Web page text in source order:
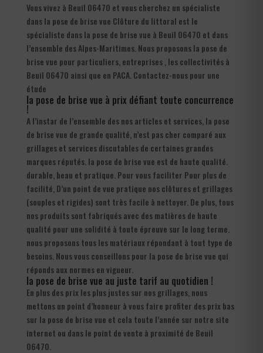
Vous vivez à Beuil 06470 et vous cherchez un spécialiste
dans la pose de brise vue Clôture du littoral est le
spécialiste dans la pose de brise vue à Beuil 06470 et dans
l’ensemble des Alpes-Maritimes. Nous proposons la pose de
brise vue pour particuliers, entreprises , les collectivités à
Beuil 06470 ainsi que en PACA. Contactez-nous pour une
étude
la pose de brise vue à prix défiant toute concurrence
!
A l’instar de l’ensemble des nos articles et services, la pose
de brise vue de grande qualité, n’est pas cher comparé aux
grillages et services discutables de certaines grandes
marques réputés. la pose de brise vue est de haute qualité.
durable, beau et pratique. Pour vous faciliter Pour plus de
facilité, D’un point de vue pratique nos clôtures et grillages
(souples et rigides) sont très facile à nettoyer. De plus, tous
nos produits sont fabriqués avec des matières de haute
qualité pour une solidité à toute épreuve sur le long terme.
nous proposons tous les matériaux répondant à tout type de
besoins. Nous vous conseillons pour la pose de brise vue qui
réponds aux normes en vigueur.
la pose de brise vue au juste tarif au quotidien !
En plus des prix les plus justes sur nos grillages, nous
mettons un point d’honneur à vous faire profiter des prix bas
sur la pose de brise vue et cela toute l’année sur notre site
internet ou dans le point de vente à proximité de Beuil
06470.